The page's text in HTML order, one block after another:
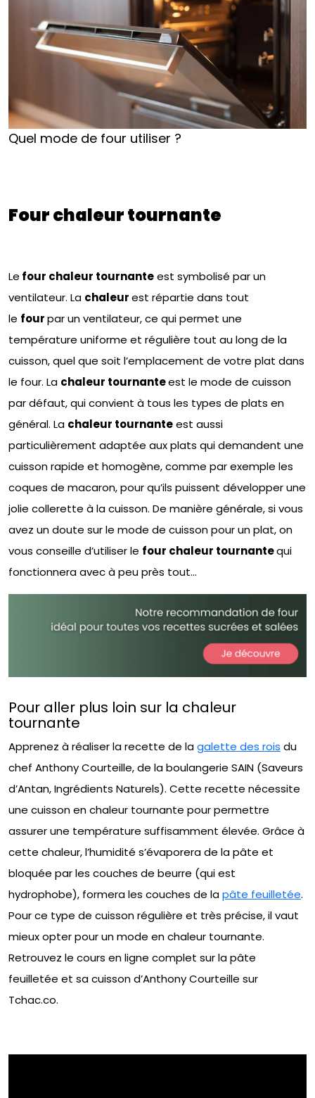
Quel mode de four utiliser ?
Four chaleur tournante
Le four chaleur tournanteest symbolisé par un
ventilateur. La chaleurest répartie dans tout
le fourpar un ventilateur, ce qui permet une
température uniforme et régulière tout au long de la
cuisson, quel que soit l’emplacement de votre plat dans
le four. La chaleur tournanteest le mode de cuisson
par défaut, qui convient à tous les types de plats en
général. La chaleur tournanteest aussi
particulièrement adaptée aux plats qui demandent une
cuisson rapide et homogène, comme par exemple les
coques de macaron, pour qu’ils puissent développer une
jolie collerette à la cuisson. De manière générale, si vous
avez un doute sur le mode de cuisson pour un plat, on
vous conseille d’utiliser le four chaleur tournantequi
fonctionnera avec à peu près tout…
Pour aller plus loin sur la chaleur
tournante
Apprenez à réaliser la recette de lagalette des rois du
chef Anthony Courteille, de la boulangerie SAIN (Saveurs
d’Antan, Ingrédients Naturels). Cette recette nécessite
une cuisson en chaleur tournante pour permettre
assurer une température suffisamment élevée. Grâce à
cette chaleur, l’humidité s’évaporera de la pâte et
bloquée par les couches de beurre (qui est
hydrophobe), formera les couches de lapâte feuilletée.
Pour ce type de cuisson régulière et très précise, il vaut
mieux opter pour un mode en chaleur tournante.
Retrouvez le cours en ligne complet sur la pâte
feuilletée et sa cuisson d’Anthony Courteille sur
Tchac.co.